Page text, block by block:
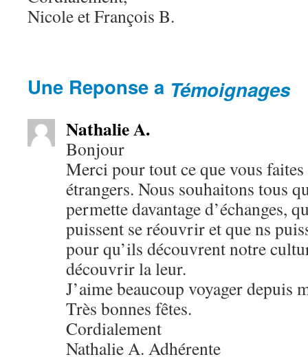
Nicole et François B.
Une Reponse a Témoignages
Nathalie A.
Bonjour
Merci pour tout ce que vous
étrangers. Nous souhaitons tous
permette davantage d’échanges,
puissent se réouvrir et que ns
pour qu’ils découvrent notre
découvrir la leur.
J’aime beaucoup voyager depuis
Très bonnes fêtes.
Cordialement
Nathalie A. Adhérente